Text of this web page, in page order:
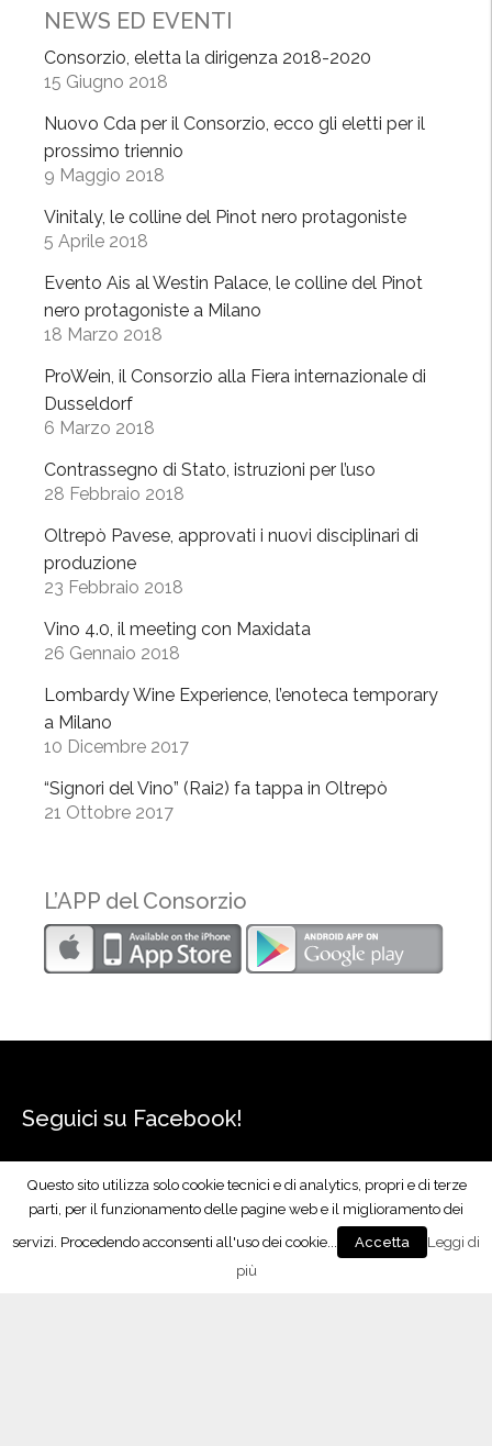
M
a
r
i
r
i
t
r
n
o
i
n
l
t
e
p
ò
”
NEWS ED EVENTI
Consorzio, eletta la dirigenza 2018-2020
15 Giugno 2018
Nuovo Cda per il Consorzio, ecco gli eletti per il
prossimo triennio
9 Maggio 2018
Vinitaly, le colline del Pinot nero protagoniste
5 Aprile 2018
Evento Ais al Westin Palace, le colline del Pinot
nero protagoniste a Milano
18 Marzo 2018
ProWein, il Consorzio alla Fiera internazionale di
Dusseldorf
6 Marzo 2018
Contrassegno di Stato, istruzioni per l’uso
28 Febbraio 2018
Oltrepò Pavese, approvati i nuovi disciplinari di
produzione
23 Febbraio 2018
Vino 4.0, il meeting con Maxidata
26 Gennaio 2018
Lombardy Wine Experience, l’enoteca temporary
a Milano
10 Dicembre 2017
“Signori del Vino” (Rai2) fa tappa in Oltrepò
21 Ottobre 2017
L’APP del Consorzio
Seguici su Facebook!
Questo sito utilizza solo cookie tecnici e di analytics, propri e di terze
parti, per il funzionamento delle pagine web e il miglioramento dei
servizi. Procedendo acconsenti all'uso dei cookie...
Accetta
Leggi di
più